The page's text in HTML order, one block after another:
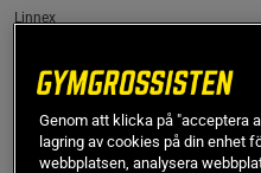
Linnex
179 kr Köp
Genom att klicka på "acceptera
lagring av cookies på din enhet
webbplatsen, analysera